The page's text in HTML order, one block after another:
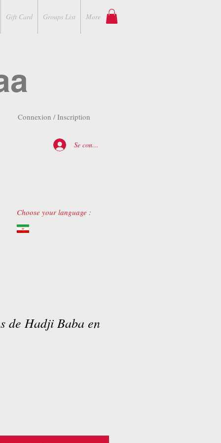
Gift Card Groups List More
Connexion / Inscription
Se connecter
Choose your language :
de Hadji Baba en